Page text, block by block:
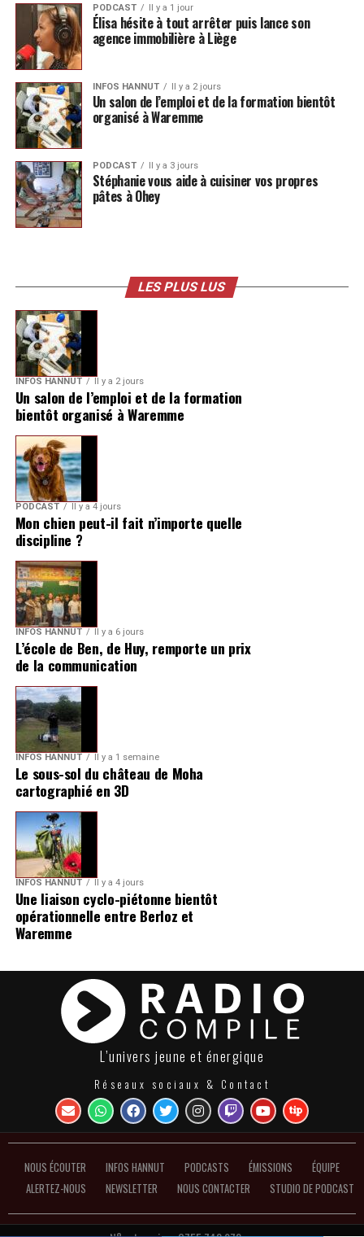
PODCAST Il y a 1 jour
Élisa hésite à tout arrêter puis lance son
agence immobilière à Liège
INFOS HANNUT Il y a 2 jours
Un salon de l’emploi et de la formation bientôt
organisé à Waremme
PODCAST Il y a 3 jours
Stéphanie vous aide à cuisiner vos propres
pâtes à Ohey
LES PLUS LUS
INFOS HANNUT Il y a 2 jours
Un salon de l’emploi et de la formation
bientôt organisé à Waremme
PODCAST Il y a 4 jours
Mon chien peut-il fait n’importe quelle
discipline ?
INFOS HANNUT Il y a 6 jours
L’école de Ben, de Huy, remporte un prix
de la communication
INFOS HANNUT Il y a 1 semaine
Le sous-sol du château de Moha
cartographié en 3D
INFOS HANNUT Il y a 4 jours
Une liaison cyclo-piétonne bientôt
opérationnelle entre Berloz et
Waremme
L’univers jeune et énergique
Réseaux sociaux & Contact
NOUS ÉCOUTER INFOS HANNUT PODCASTS ÉMISSIONS
ÉQUIPE
ALERTEZ-NOUS
NEWSLETTER NOUS CONTACTER STUDIO DE PODCAST